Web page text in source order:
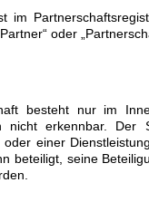
im
oder
besteht nur im
erkennbar. Der
einer
beteiligt, seine